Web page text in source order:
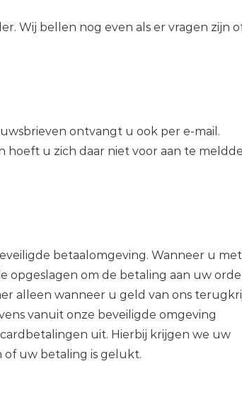
Wij bellen nog even als er vragen zijn
ontvangt u ook per e-mail.
u zich daar niet voor aan te
betaalomgeving. Wanneer u met
opgeslagen om de betaling aan uw
alleen wanneer u geld van ons
vanuit onze beveiligde omgeving
uit. Hierbij krijgen we uw
of uw betaling is gelukt.